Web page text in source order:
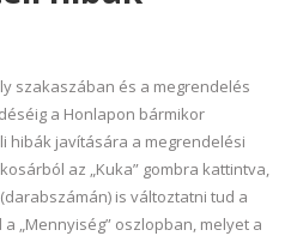
szakaszában és a megrendelés
a Honlapon bármikor
hibák javítására a megrendelési
az „Kuka” gombra kattintva,
is változtatni tud a
„Mennyiség” oszlopban, melyet a